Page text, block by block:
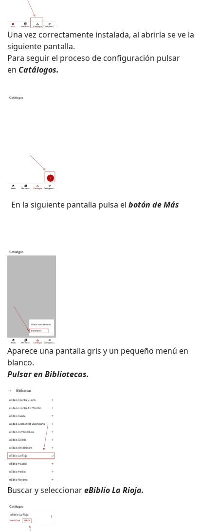
Una vez correctamente instalada, al abrirla se ve la
siguiente pantalla.
Para seguir el proceso de configuración pulsar
en Catálogos.
En la siguiente pantalla pulsa el botón de Más
Aparece una pantalla gris y un pequeño menú en
blanco.
Pulsar en Bibliotecas.
Buscar y seleccionareBiblio La Rioja.